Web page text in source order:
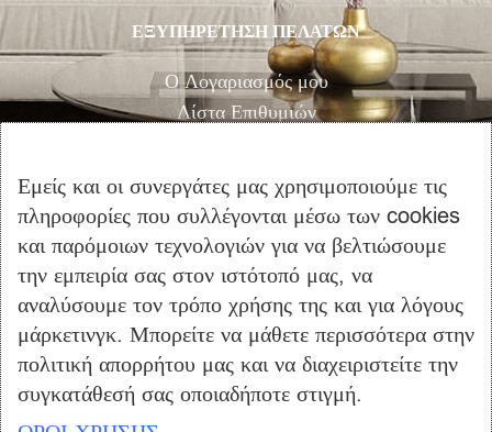
ΕΞΥΠΗΡΕΤΗΣΗ ΠΕΛΑΤΩΝ
Ο Λογαριασμός μου
Λίστα Επιθυμιών
Καλάθι Αγορών
Επικοινωνία
ΠΛΗΡΟΦΟΡΙΕΣ
Όροι Χρήσης
Τρόποι Πληρωμής – Αποστολής
Προσωπικά Δεδομένα
Πολιτική Επιστροφής Προϊόντων
Εμείς και οι συνεργάτες μας χρησιμοποιούμε τις
πληροφορίες που συλλέγονται μέσω των cookies
και παρόμοιων τεχνολογιών για να βελτιώσουμε
την εμπειρία σας στον ιστότοπό μας, να
αναλύσουμε τον τρόπο χρήσης της και για λόγους
μάρκετινγκ. Μπορείτε να μάθετε περισσότερα στην
πολιτική απορρήτου μας και να διαχειριστείτε την
συγκατάθεσή σας οποιαδήποτε στιγμή.